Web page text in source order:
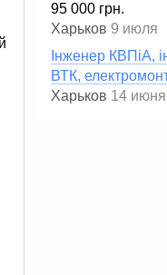
95 000 грн.
Харьков 9 июля
Інженер КВПіА,
ВТК,
Харьков 14 июня